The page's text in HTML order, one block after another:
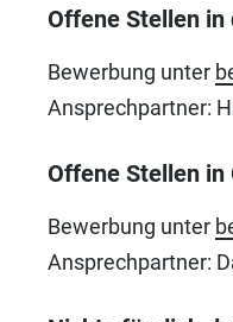
Offene Stellen
Bewerbung unter
Ansprechpartner:
Offene Stellen in
Bewerbung unter
Ansprechpartner: